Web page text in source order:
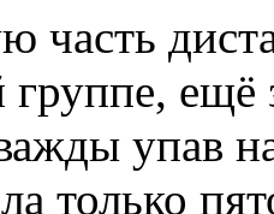
часть
ещё
упав
только